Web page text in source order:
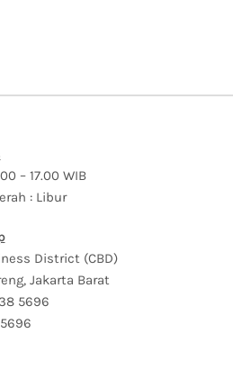
– 17.00 WIB
: Libur
District (CBD)
Jakarta Barat
5696